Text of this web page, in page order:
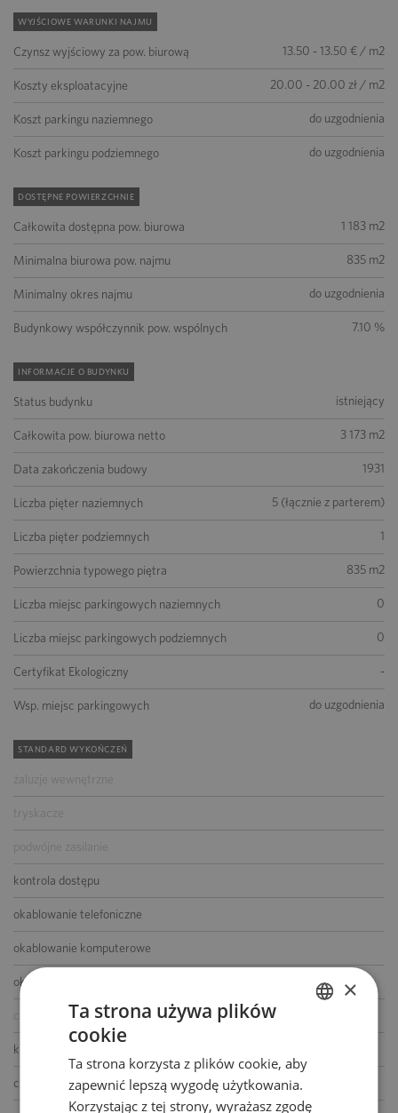
WYJŚCIOWE WARUNKI NAJMU
Czynsz wyjściowy za pow. biurową 13.50 - 13.50 € / m2
Koszty eksploatacyjne 20.00 - 20.00 zł / m2
Koszt parkingu naziemnego do uzgodnienia
Koszt parkingu podziemnego do uzgodnienia
DOSTĘPNE POWIERZCHNIE
Całkowita dostępna pow. biurowa 1 183 m2
Minimalna biurowa pow. najmu 835 m2
Minimalny okres najmu do uzgodnienia
Budynkowy współczynnik pow. wspólnych 7.10 %
INFORMACJE O BUDYNKU
Status budynku istniejący
Całkowita pow. biurowa netto 3 173 m2
Data zakończenia budowy 1931
Liczba pięter naziemnych 5 (łącznie z parterem)
Liczba pięter podziemnych 1
Powierzchnia typowego piętra 835 m2
Liczba miejsc parkingowych naziemnych 0
Liczba miejsc parkingowych podziemnych 0
Certyfikat Ekologiczny -
Wsp. miejsc parkingowych do uzgodnienia
STANDARD WYKOŃCZEŃ
żaluzje wewnętrzne
tryskacze
podwójne zasilanie
kontrola dostępu
okablowanie telefoniczne
okablowanie komputerowe
okablowanie elektryczne
centrala telefoniczna
klimatyzacja
czujniki dymu i ciepła
ENGLISH
×
Ta strona używa plików
cookie
Ta strona korzysta z plików cookie, aby
zapewnić lepszą wygodę użytkowania.
Korzystając z tej strony, wyrażasz zgodę